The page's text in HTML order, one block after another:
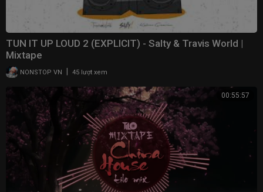
TUN IT UP LOUD 2 (EXPLICIT) - Salty & Travis World |
Mixtape
NONSTOP VN 45 lượt xem
00:55:57